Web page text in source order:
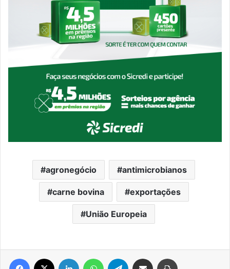
agronegócio antimicrobianos
carne bovina exportações
União Europeia
Facebook Linkedin WhatsAppTelegram Compartilhar via e-mail